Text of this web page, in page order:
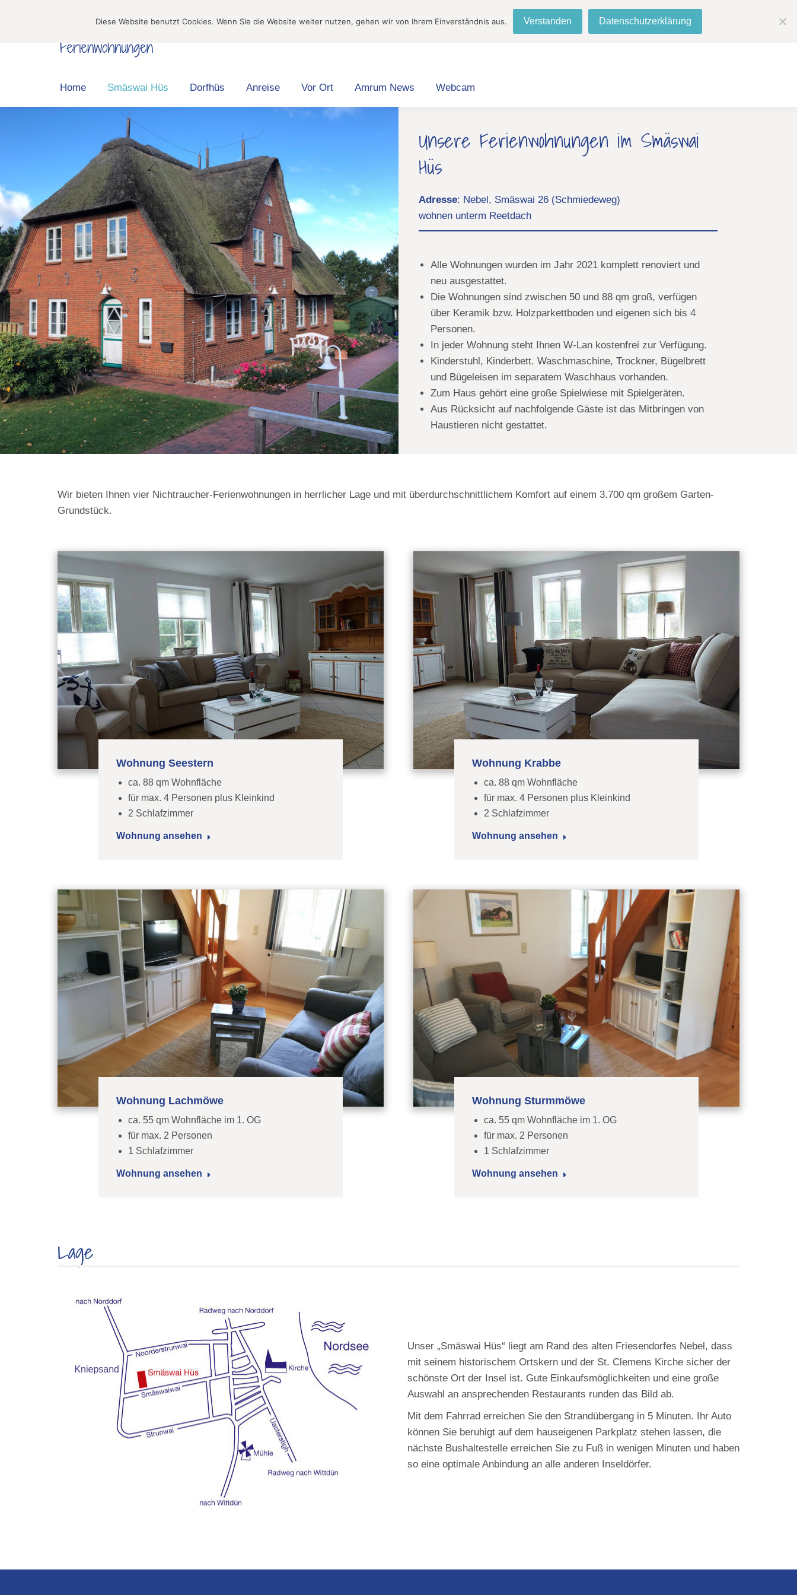
+49 (0) 46 82 - 9 68 11 14 info@amrumdomizile.de
Home Smäswai Hüs Dorfhüs Anreise Vor Ort Amrum News Webcam
Unsere Ferienwohnungen im Smäswai
Hüs
Adresse: Nebel, Smäswai 26 (Schmiedeweg)
wohnen unterm Reetdach
Alle Wohnungen wurden im Jahr 2021 komplett renoviert und
neu ausgestattet.
Die Wohnungen sind zwischen 50 und 88 qm groß, verfügen
über Keramik bzw. Holzparkettboden und eigenen sich bis 4
Personen.
In jeder Wohnung steht Ihnen W-Lan kostenfrei zur Verfügung.
Kinderstuhl, Kinderbett. Waschmaschine, Trockner, Bügelbrett
und Bügeleisen im separatem Waschhaus vorhanden.
Zum Haus gehört eine große Spielwiese mit Spielgeräten.
Aus Rücksicht auf nachfolgende Gäste ist das Mitbringen von
Haustieren nicht gestattet.
Wir bieten Ihnen vier Nichtraucher-Ferienwohnungen in herrlicher Lage und mit überdurchschnittlichem Komfort auf einem 3.700 qm großem Garten-
Grundstück.
Wohnung Seestern
ca. 88 qm Wohnfläche
für max. 4 Personen plus Kleinkind
2 Schlafzimmer
Wohnung ansehen
Wohnung Krabbe
ca. 88 qm Wohnfläche
für max. 4 Personen plus Kleinkind
2 Schlafzimmer
Wohnung ansehen
Wohnung Lachmöwe
ca. 55 qm Wohnfläche im 1. OG
für max. 2 Personen
1 Schlafzimmer
Wohnung ansehen
Wohnung Sturmmöwe
ca. 55 qm Wohnfläche im 1. OG
für max. 2 Personen
1 Schlafzimmer
Wohnung ansehen
Lage
Unser „Smäswai Hüs“ liegt am Rand des alten Friesendorfes Nebel, dass
mit seinem historischem Ortskern und der St. Clemens Kirche sicher der
schönste Ort der Insel ist. Gute Einkaufsmöglichkeiten und eine große
Auswahl an ansprechenden Restaurants runden das Bild ab.
Mit dem Fahrrad erreichen Sie den Strandübergang in 5 Minuten. Ihr Auto
können Sie beruhigt auf dem hauseigenen Parkplatz stehen lassen, die
nächste Bushaltestelle erreichen Sie zu Fuß in wenigen Minuten und haben
so eine optimale Anbindung an alle anderen Inseldörfer.
Diese Website benutzt Cookies. Wenn Sie die Website weiter nutzen, gehen wir von Ihrem Einverständnis aus. Verstanden Datenschutzerklärung
Home Smäswai Hüs Dorfhüs Anreise Vor Ort Amrum News Webcam